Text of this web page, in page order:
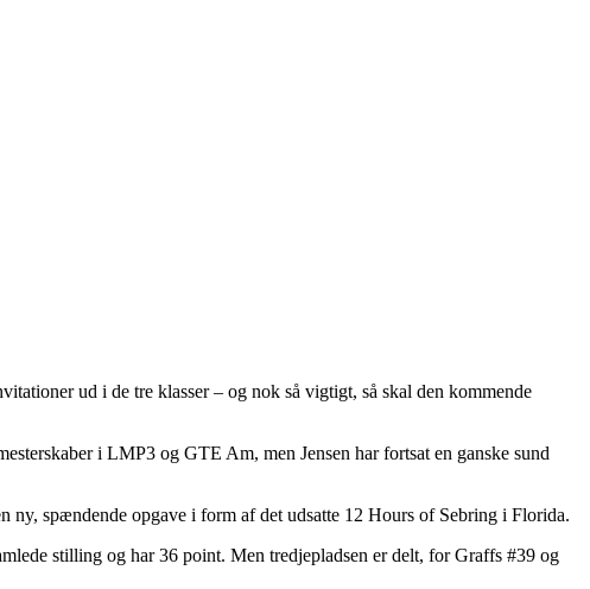
ud i de tre klasser – og nok så vigtigt, så skal den kommende
i LMP3 og GTE Am, men Jensen har fortsat en ganske sund
spændende opgave i form af det udsatte 12 Hours of Sebring i Florida.
stilling og har 36 point. Men tredjepladsen er delt, for Graffs #39 og